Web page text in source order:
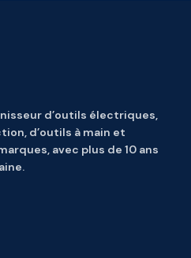
d’outils électriques,
d’outils à main et
avec plus de 10 ans